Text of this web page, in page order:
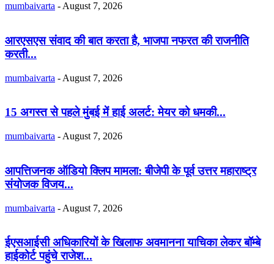
mumbaivarta - August 7, 2026
आरएसएस संवाद की बात करता है, भाजपा नफरत की राजनीति
करती...
mumbaivarta - August 7, 2026
15 अगस्त से पहले मुंबई में हाई अलर्ट: मेयर को धमकी...
mumbaivarta - August 7, 2026
आपत्तिजनक ऑडियो क्लिप मामला: बीजेपी के पूर्व उत्तर महाराष्ट्र
संयोजक विजय...
mumbaivarta - August 7, 2026
ईएसआईसी अधिकारियों के खिलाफ अवमानना याचिका लेकर बॉम्बे
हाईकोर्ट पहुंचे राजेश...